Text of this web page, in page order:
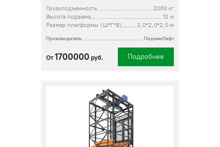
Грузоподъемность
2000 кг
Высота подъема
12 м
Размер платформы (Ш*Г*В)
2,0*2,0*2,0 м
Производитель ПодъемЛифт
От 1700000 руб. Подробнее